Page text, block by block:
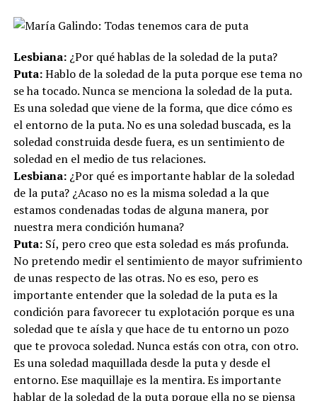
Lesbiana:¿Por qué hablas de la soledad de la puta?
Puta:Hablo de la soledad de la puta porque ese tema no
se ha tocado. Nunca se menciona la soledad de la puta.
Es una soledad que viene de la forma, que dice cómo es
el entorno de la puta. No es una soledad buscada, es la
soledad construida desde fuera, es un sentimiento de
soledad en el medio de tus relaciones.
Lesbiana:¿Por qué es importante hablar de la soledad
de la puta? ¿Acaso no es la misma soledad a la que
estamos condenadas todas de alguna manera, por
nuestra mera condición humana?
Puta:Sí, pero creo que esta soledad es más profunda.
No pretendo medir el sentimiento de mayor sufrimiento
de unas respecto de las otras. No es eso, pero es
importante entender que la soledad de la puta es la
condición para favorecer tu explotación porque es una
soledad que te aísla y que hace de tu entorno un pozo
que te provoca soledad. Nunca estás con otra, con otro.
Es una soledad maquillada desde la puta y desde el
entorno. Ese maquillaje es la mentira. Es importante
hablar de la soledad de la puta porque ella no se piensa